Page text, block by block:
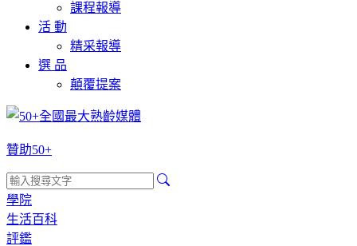
課程報導
活 動
精采報導
選 品
顛覆提案
贊助50+
學院
生活百科
評鑑